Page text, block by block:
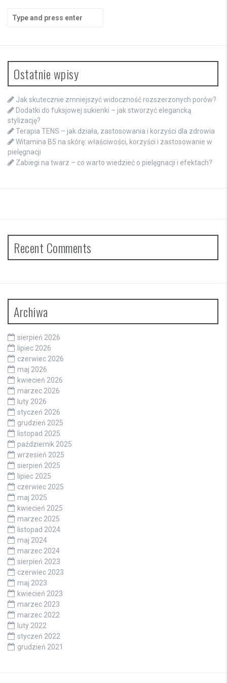
for:
Ostatnie wpisy
Jak skutecznie zmniejszyć widoczność rozszerzonych porów?
Dodatki do fuksjowej sukienki – jak stworzyć elegancką
stylizację?
Terapia TENS – jak działa, zastosowania i korzyści dla zdrowia
Witamina B5 na skórę: właściwości, korzyści i zastosowanie w
pielęgnacji
Zabiegi na twarz – co warto wiedzieć o pielęgnacji i efektach?
Recent Comments
Archiwa
sierpień 2026
lipiec 2026
czerwiec 2026
maj 2026
kwiecień 2026
marzec 2026
luty 2026
styczeń 2026
grudzień 2025
listopad 2025
październik 2025
wrzesień 2025
sierpień 2025
lipiec 2025
czerwiec 2025
maj 2025
kwiecień 2025
marzec 2025
listopad 2024
maj 2024
marzec 2024
sierpień 2023
czerwiec 2023
maj 2023
kwiecień 2023
marzec 2023
marzec 2022
luty 2022
styczeń 2022
grudzień 2021